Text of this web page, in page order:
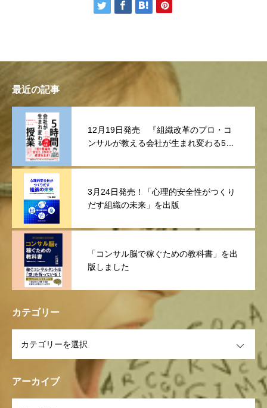
最近の記事
12月19日発売 『組織改革のプロ・コ
ンサルが教える会社が生まれ変わる5時
3月24日発売！「心理的安全性がつくり
だす組織の未来」を出版
「コンサル脳で稼ぐための教科書」を出
版しました
カテゴリー
アーカイブ